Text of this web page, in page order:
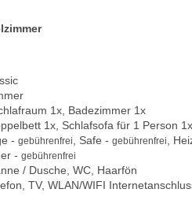
1x, Badezimmer 1x
1x, Schlafsofa für 1 Person
- gebührenfrei , Safe - gebührenfrei ,
- gebührenfrei
/ Dusche, WC, Haarfön
TV, WLAN/WIFI